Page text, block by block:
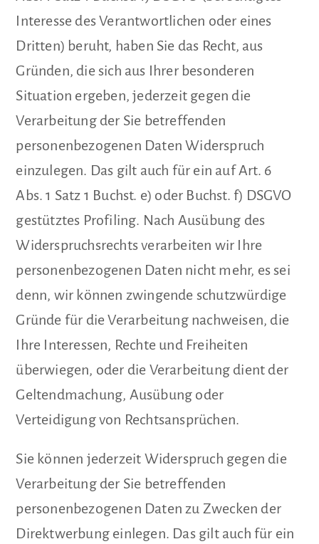
Interesse des Verantwortlichen oder eines
Dritten) beruht, haben Sie das Recht, aus
Gründen, die sich aus Ihrer besonderen
Situation ergeben, jederzeit gegen die
Verarbeitung der Sie betreffenden
personenbezogenen Daten Widerspruch
einzulegen. Das gilt auch für ein auf Art. 6
Abs. 1 Satz 1 Buchst. e) oder Buchst. f) DSGVO
gestütztes Profiling. Nach Ausübung des
Widerspruchsrechts verarbeiten wir Ihre
personenbezogenen Daten nicht mehr, es sei
denn, wir können zwingende schutzwürdige
Gründe für die Verarbeitung nachweisen, die
Ihre Interessen, Rechte und Freiheiten
überwiegen, oder die Verarbeitung dient der
Geltendmachung, Ausübung oder
Verteidigung von Rechtsansprüchen.
Sie können jederzeit Widerspruch gegen die
Verarbeitung der Sie betreffenden
personenbezogenen Daten zu Zwecken der
Direktwerbung einlegen. Das gilt auch für ein